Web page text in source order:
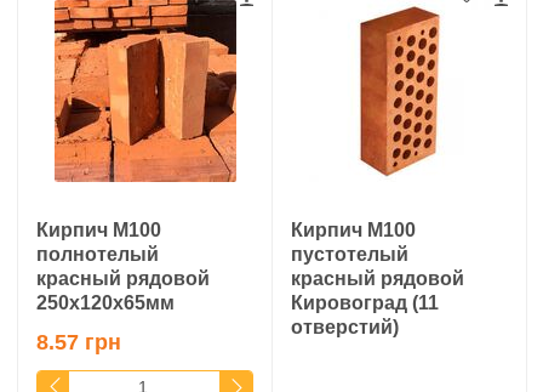
Кирпич М100
полнотелый
красный рядовой
250х120х65мм
8.57 грн
Кирпич М100
пустотелый
красный рядовой
Кировоград (11
отверстий)